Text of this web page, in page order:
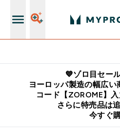
💙ゾロ目セー
ヨーロッパ製造の幅広
コード【ZOROME】
さらに特売品は
今すぐ